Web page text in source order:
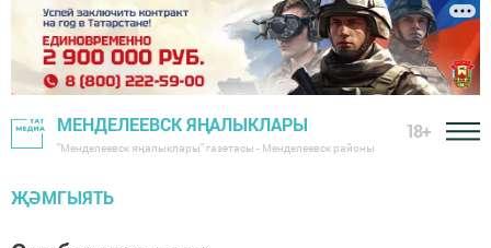
МЕНДЕЛЕЕВСК ЯҢАЛЫКЛАРЫ
"Менделеевск яңалыклары" газетасы - Менделеевск районы
18+
ҖӘМГЫЯТЬ